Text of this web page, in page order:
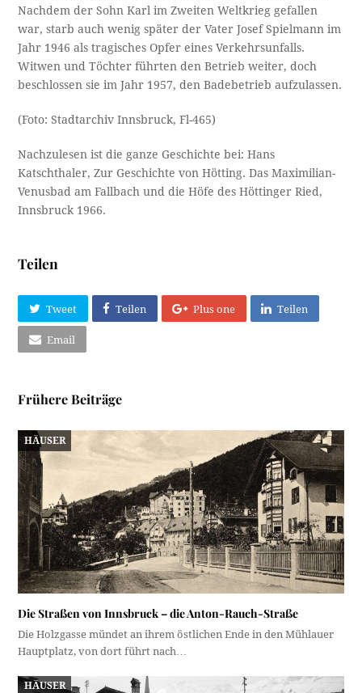
Nachdem der Sohn Karl im Zweiten Weltkrieg gefallen
war, starb auch wenig später der Vater Josef Spielmann im
Jahr 1946 als tragisches Opfer eines Verkehrsunfalls.
Witwen und Töchter führten den Betrieb weiter, doch
beschlossen sie im Jahr 1957, den Badebetrieb aufzulassen.
(Foto: Stadtarchiv Innsbruck, Fl-465)
Nachzulesen ist die ganze Geschichte bei: Hans
Katschthaler, Zur Geschichte von Hötting. Das Maximilian-
Venusbad am Fallbach und die Höfe des Höttinger Ried,
Innsbruck 1966.
Teilen
Tweet Teilen Plus one Teilen
Email
Frühere Beiträge
HÄUSER
Die Straßen von Innsbruck – die Anton-Rauch-Straße
Die Holzgasse mündet an ihrem östlichen Ende in den Mühlauer
Hauptplatz, von dort führt nach…
HÄUSER